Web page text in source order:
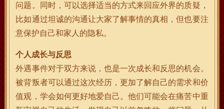
问题。同时，可以选择适当的方式来回应外界的质疑，
比如通过坦诚的沟通让大家了解事情的真相，但也要注
意保护自己和家人的隐私。
个人成长与反思
外遇事件对于双方来说，也是一次成长和反思的机会。
被背叛者可以通过这次经历，更加了解自己的需求和价
值观，学会如何更好地爱自己。他们可能会在痛苦中重